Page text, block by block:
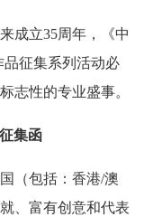
成立35周年，《中
品征集系列活动必
志性的专业盛事。
集函
（包括：香港/澳
、富有创意和代表